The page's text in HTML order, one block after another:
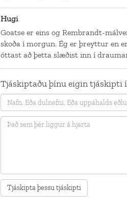
Hugi
Goatse er eins og Rembrandt-
skoða í morgun. Ég er þreyttur en
óttast að þetta slæðist inn í
Tjáskiptaðu þínu eigin tjáskipti